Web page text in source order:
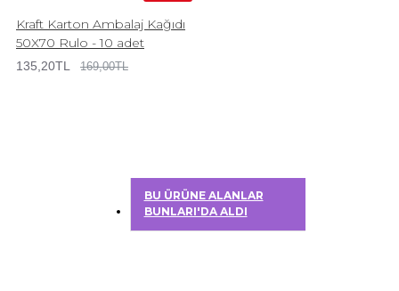
Kraft Karton Ambalaj Kağıdı
50X70 Rulo - 10 adet
135,20TL 169,00TL
BU ÜRÜNE ALANLAR
BUNLARI'DA ALDI